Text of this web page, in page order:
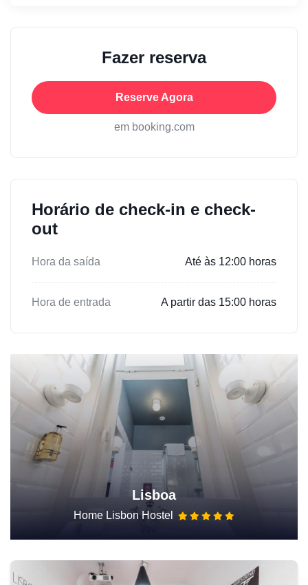
Fazer reserva
Reserve Agora
em booking.com
Horário de check-in e check-
out
Hora da saída Até às 12:00 horas
Hora de entrada A partir das 15:00 horas
Lisboa
Home Lisbon Hostel